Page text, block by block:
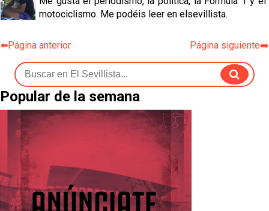
motociclismo. Me podéis leer en elsevillista.
⬅️Página anterior Página siguiente➡️
Popular de la semana